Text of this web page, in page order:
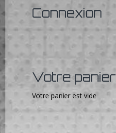
Connexion
Votre panier
Votre panier est vide